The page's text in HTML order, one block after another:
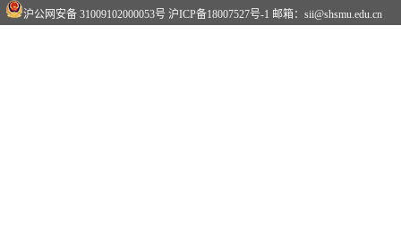
沪公网安备 31009102000053号 沪ICP备18007527号-1 邮箱：sii@shsmu.edu.cn